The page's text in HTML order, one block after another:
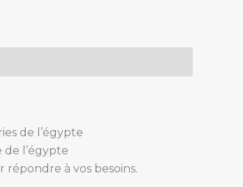
de l’égypte
de l’égypte
à vos besoins.